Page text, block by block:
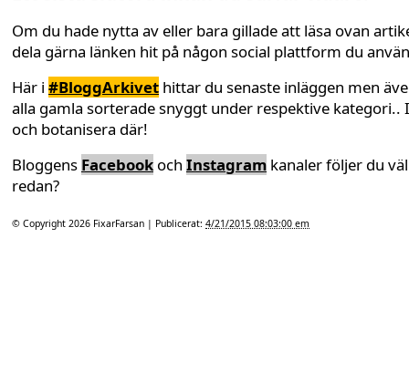
Om du hade nytta av eller bara gillade att läsa ovan
dela gärna länken hit på någon social plattform du
Här i #BloggArkivet hittar du senaste inläggen men
alla gamla sorterade snyggt under respektive kategori..
och botanisera där!
Bloggens Facebookoch Instagram kanaler följer du väl
redan?
© Copyright 2026 FixarFarsan | Publicerat: 4/21/2015 08:03:00 em